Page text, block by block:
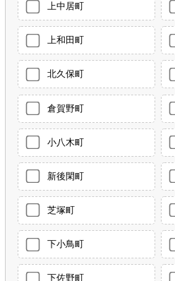
上中居町
上和田町
北久保町
倉賀野町
小八木町
新後閑町
芝塚町
下小鳥町
下佐野町